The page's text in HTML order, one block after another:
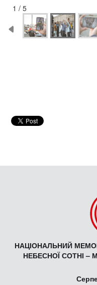
2 / 5
НАЦІОНАЛЬНИЙ
НЕБЕСНОЇ СОТНІ –